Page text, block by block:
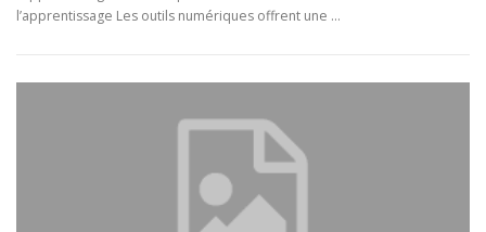
l’apprentissage Les outils numériques offrent une …